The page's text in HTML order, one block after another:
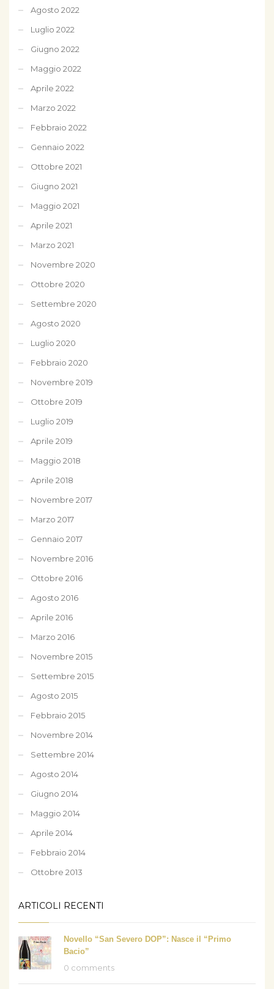
Agosto 2022
Luglio 2022
Giugno 2022
Maggio 2022
Aprile 2022
Marzo 2022
Febbraio 2022
Gennaio 2022
Ottobre 2021
Giugno 2021
Maggio 2021
Aprile 2021
Marzo 2021
Novembre 2020
Ottobre 2020
Settembre 2020
Agosto 2020
Luglio 2020
Febbraio 2020
Novembre 2019
Ottobre 2019
Luglio 2019
Aprile 2019
Maggio 2018
Aprile 2018
Novembre 2017
Marzo 2017
Gennaio 2017
Novembre 2016
Ottobre 2016
Agosto 2016
Aprile 2016
Marzo 2016
Novembre 2015
Settembre 2015
Agosto 2015
Febbraio 2015
Novembre 2014
Settembre 2014
Agosto 2014
Giugno 2014
Maggio 2014
Aprile 2014
Febbraio 2014
Ottobre 2013
ARTICOLI RECENTI
Novello “San Severo DOP”: Nasce il “Primo
Bacio”
0 comments